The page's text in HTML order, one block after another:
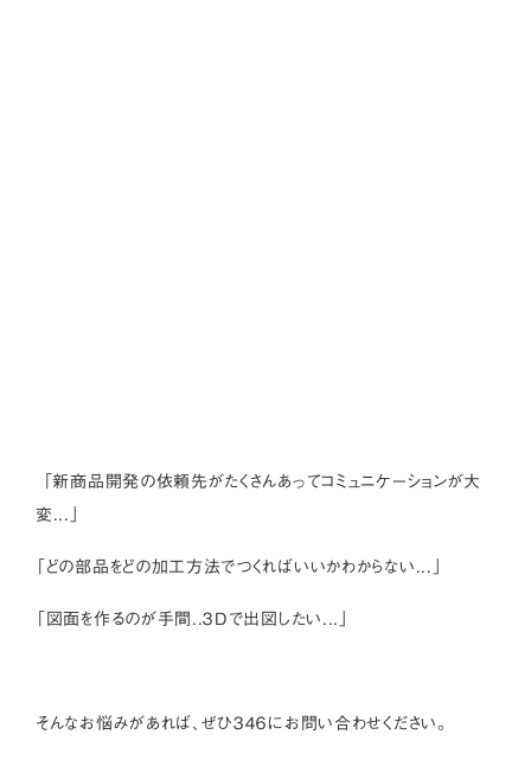
「新商品開発の依頼先がたくさんあってコミュニケーションが大
変...」
「どの部品をどの加工方法でつくればいいかわからない...」
「図面を作るのが手間..３Dで出図したい...」
そんなお悩みがあれば、ぜひ３４６にお問い合わせください。